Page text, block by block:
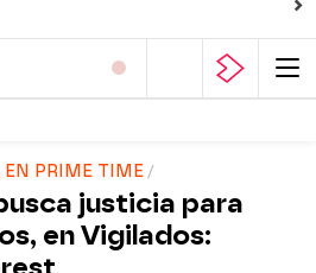
EN PRIME TIME
justicia para
en Vigilados: